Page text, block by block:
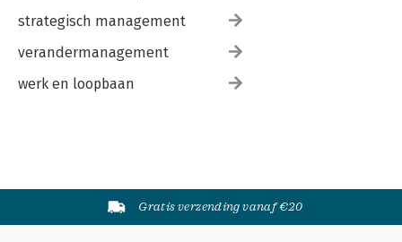
strategisch management
verandermanagement
werk en loopbaan
Gratis verzending vanaf €20